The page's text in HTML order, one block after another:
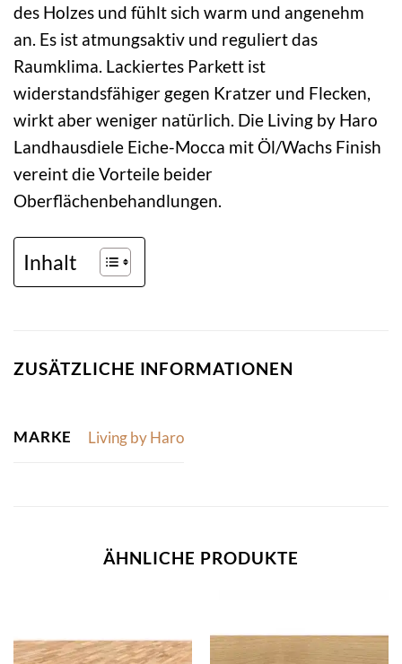
des Holzes und fühlt sich warm und angenehm
an. Es ist atmungsaktiv und reguliert das
Raumklima. Lackiertes Parkett ist
widerstandsfähiger gegen Kratzer und Flecken,
wirkt aber weniger natürlich. Die Living by Haro
Landhausdiele Eiche-Mocca mit Öl/Wachs Finish
vereint die Vorteile beider
Oberflächenbehandlungen.
Inhalt
ZUSÄTZLICHE INFORMATIONEN
MARKE Living by Haro
ÄHNLICHE PRODUKTE